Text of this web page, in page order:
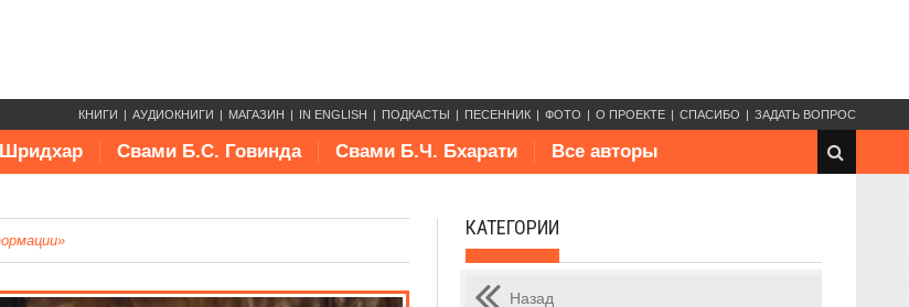
КНИГИ АУДИОКНИГИ МАГАЗИН IN ENGLISH ПОДКАСТЫ ПЕСЕННИК ФОТО О ПРОЕКТЕ СПАСИБО ЗАДАТЬ ВОПРОС
Свами Б.С. Говинда Свами Б.Ч. Бхарати Все авторы
КАТЕГОРИИ
Назад